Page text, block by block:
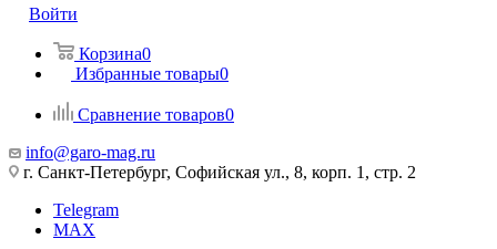
Войти
Корзина0
Избранные товары0
Сравнение товаров0
info@garo-mag.ru
г. Санкт-Петербург, Софийская ул., 8, корп. 1, стр. 2
Telegram
MAX